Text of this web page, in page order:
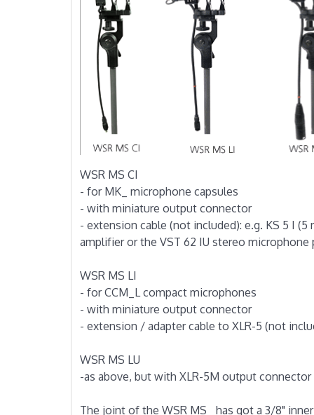
WSR MS CI
- for MK_ microphone capsules
- with miniature output connector
- extension cable (not included): e.g. KS 5 I
amplifier or the VST 62 IU stereo microphone
WSR MS LI
- for CCM_L compact microphones
- with miniature output connector
- extension / adapter cable to XLR-5 (not
WSR MS LU
-as above, but with XLR-5M output connector
The joint of the WSR MS_ has got a 3/8"